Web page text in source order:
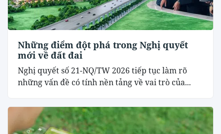
Những điểm đột phá trong Nghị quyết
mới về đất đai
Nghị quyết số 21-NQ/TW 2026 tiếp tục làm rõ
những vấn đề có tính nền tảng về vai trò của...